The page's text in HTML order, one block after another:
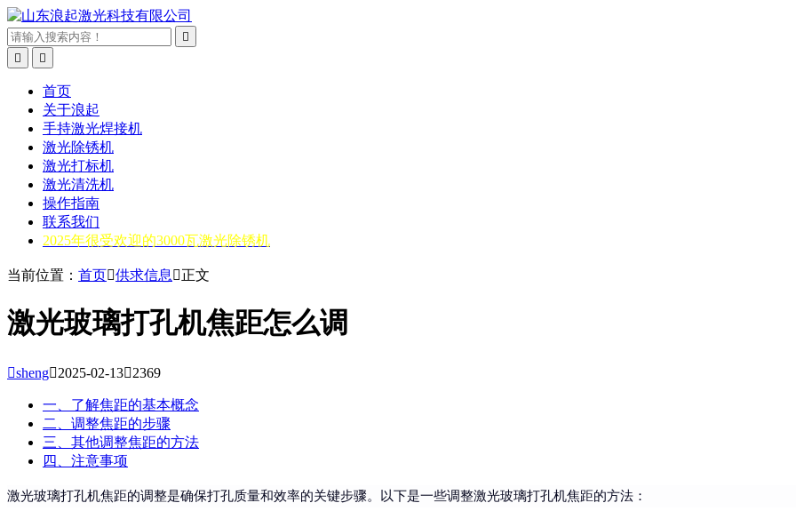



首页
关于浪起
手持激光焊接机
激光除锈机
激光打标机
激光清洗机
操作指南
联系我们
2025年很受欢迎的3000瓦激光除锈机
当前位置： 首页供求信息 正文
激光玻璃打孔机焦距怎么调
sheng2025-02-132369
一、了解焦距的基本概念
二、调整焦距的步骤
三、其他调整焦距的方法
四、注意事项
激光玻璃打孔机焦距的调整是确保打孔质量和效率的关键步骤。以下是一些调整激光玻璃打孔机焦距的方法：